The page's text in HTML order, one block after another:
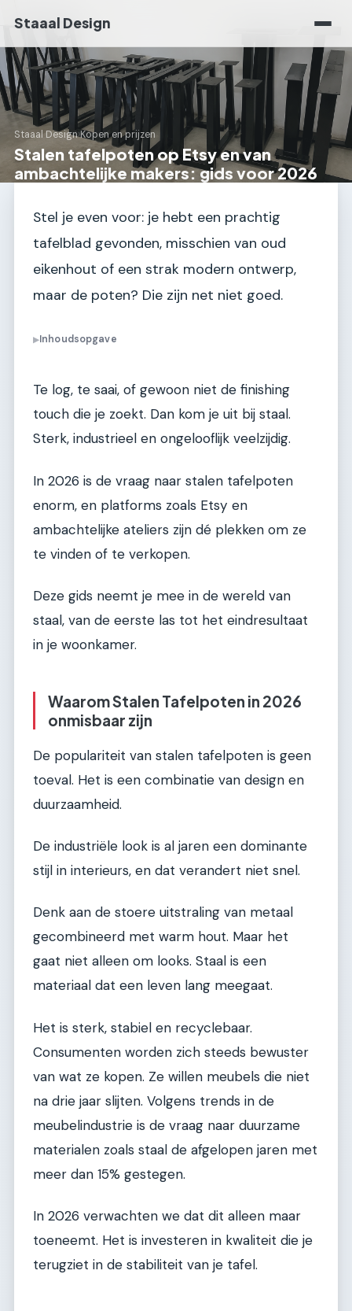
Staaal Design
Staaal Design›Kopen en prijzen
Stalen tafelpoten op Etsy en van
ambachtelijke makers: gids voor 2026
Stel je even voor: je hebt een prachtig
tafelblad gevonden, misschien van oud
eikenhout of een strak modern ontwerp,
maar de poten? Die zijn net niet goed.
▶Inhoudsopgave
Te log, te saai, of gewoon niet de finishing
touch die je zoekt. Dan kom je uit bij staal.
Sterk, industrieel en ongelooflijk veelzijdig.
In 2026 is de vraag naar stalen tafelpoten
enorm, en platforms zoals Etsy en
ambachtelijke ateliers zijn dé plekken om ze
te vinden of te verkopen.
Deze gids neemt je mee in de wereld van
staal, van de eerste las tot het eindresultaat
in je woonkamer.
Waarom Stalen Tafelpoten in 2026
onmisbaar zijn
De populariteit van stalen tafelpoten is geen
toeval. Het is een combinatie van design en
duurzaamheid.
De industriële look is al jaren een dominante
stijl in interieurs, en dat verandert niet snel.
Denk aan de stoere uitstraling van metaal
gecombineerd met warm hout. Maar het
gaat niet alleen om looks. Staal is een
materiaal dat een leven lang meegaat.
Het is sterk, stabiel en recyclebaar.
Consumenten worden zich steeds bewuster
van wat ze kopen. Ze willen meubels die niet
na drie jaar slijten. Volgens trends in de
meubelindustrie is de vraag naar duurzame
materialen zoals staal de afgelopen jaren met
meer dan 15% gestegen.
In 2026 verwachten we dat dit alleen maar
toeneemt. Het is investeren in kwaliteit die je
terugziet in de stabiliteit van je tafel.